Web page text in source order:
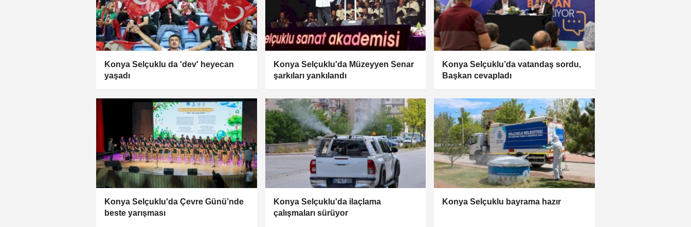
Konya Selçuklu da 'dev' heyecan
yaşadı
Konya Selçuklu'da Müzeyyen Senar
şarkıları yankılandı
Konya Selçuklu’da vatandaş sordu,
Başkan cevapladı
Konya Selçuklu'da Çevre Günü’nde
beste yarışması
Konya Selçuklu'da ilaçlama
çalışmaları sürüyor
Konya Selçuklu bayrama hazır